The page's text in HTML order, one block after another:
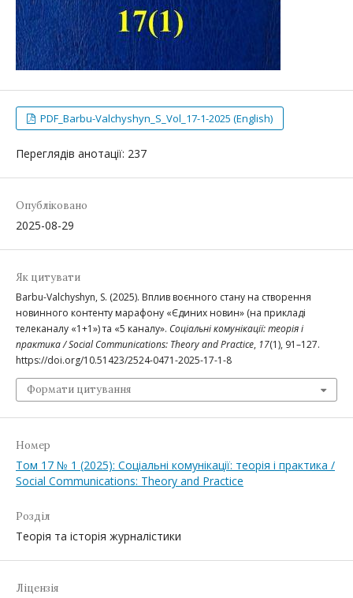
PDF_Barbu-Valchyshyn_S_Vol_17-1-2025 (English)
Переглядів анотації: 237
Опубліковано
2025-08-29
Як цитувати
Barbu-Valchyshyn, S. (2025). Вплив воєнного стану на створення
новинного контенту марафону «Єдиних новин» (на прикладі
телеканалу «1+1») та «5 каналу». Соціальні комунікації: теорія і
практика / Social Communications: Theory and Practice, 17(1), 91–127.
https://doi.org/10.51423/2524-0471-2025-17-1-8
Формати цитування
Номер
Том 17 № 1 (2025): Соціальні комунікації: теорія і практика /
Social Communications: Theory and Practice
Розділ
Теорія та історія журналістики
Ліцензія